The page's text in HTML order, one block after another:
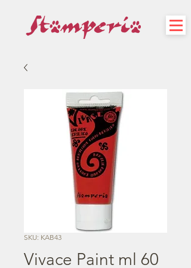
SKU: KAB43
Vivace Paint ml 60